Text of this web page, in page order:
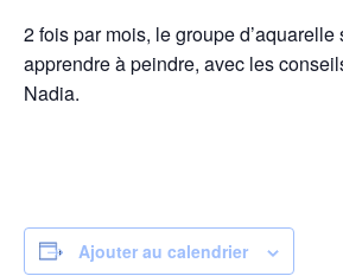
2 fois par mois, le groupe d’aquarelle
apprendre à peindre, avec les
Nadia.
Ajouter au calendrier